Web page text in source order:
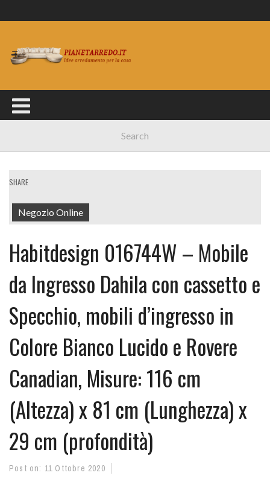
SHARE
Negozio Online
Habitdesign 016744W – Mobile
da Ingresso Dahila con cassetto e
Specchio, mobili d’ingresso in
Colore Bianco Lucido e Rovere
Canadian, Misure: 116 cm
(Altezza) x 81 cm (Lunghezza) x
29 cm (profondità)
Post on: 11 Ottobre 2020